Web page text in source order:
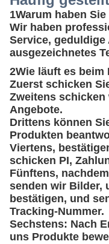
1Warum haben
Wir haben
Service, geduldige
ausgezeichnetes
2Wie läuft es beim
Zuerst schicken
Zweitens schicken
Angebote.
Drittens können
Produkten
Viertens,
schicken PI,
Fünftens,
senden wir Bilder,
bestätigen, und
Tracking-Nummer.
Sechstens: Nach
uns Produkte